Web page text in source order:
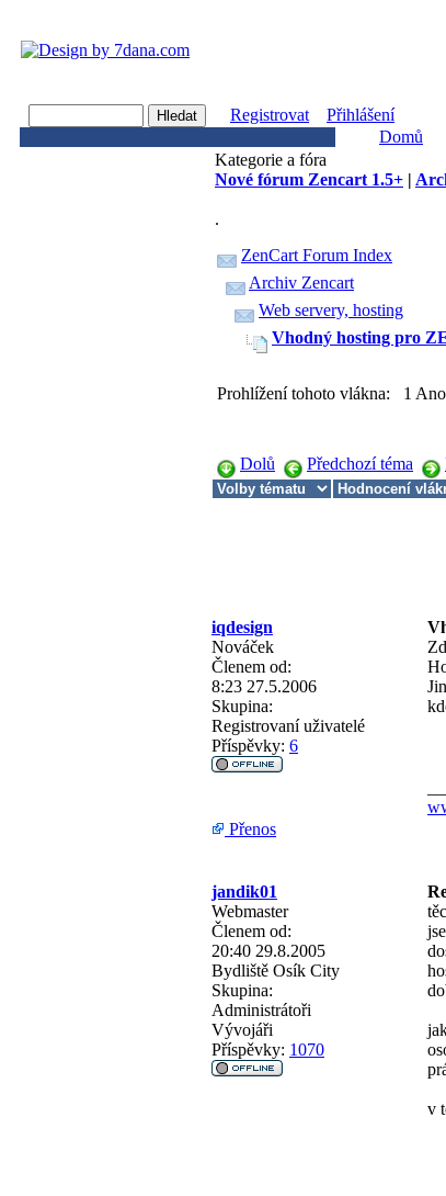
Registrovat
Přihlášení
Domů
Kategorie a fóra
Nové fórum Zencart 1.5+ |
.
ZenCart Forum Index
Archiv Zencart
Web servery, hosting
Vhodný hosting pro
Prohlížení tohoto vlákna: 1
Dolů Předchozí téma
iqdesign
Nováček
Členem od:
8:23 27.5.2006
Skupina:
Registrovaní uživatelé
Příspěvky: 6
Přenos
jandik01
Webmaster
Členem od:
20:40 29.8.2005
Bydliště Osík City
Skupina:
Administrátoři
Vývojáři
Příspěvky: 1070
v